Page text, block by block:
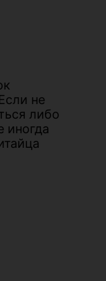
не
либо
иногда